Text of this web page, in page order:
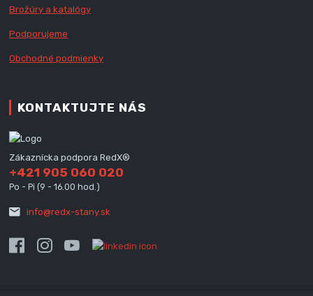
Brožúry a katalógy
Podporujeme
Obchodné podmienky
KONTAKTUJTE NÁS
Zákaznícka podpora RedX®
+421 905 060 020
Po - Pi (9 - 16.00 hod.)
info@redx-stany.sk